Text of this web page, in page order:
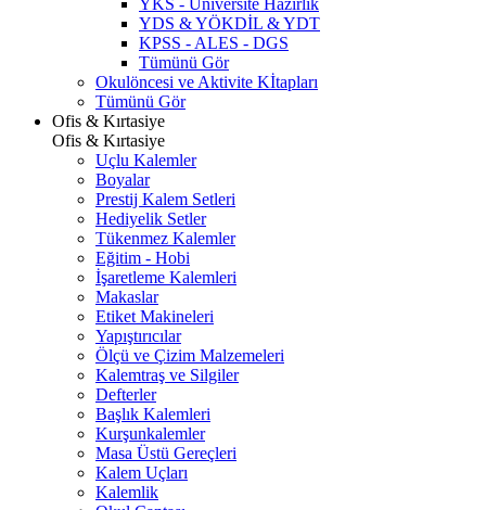
YKS - Üniversite Hazırlık
YDS & YÖKDİL & YDT
KPSS - ALES - DGS
Tümünü Gör
Okulöncesi ve Aktivite Kİtapları
Tümünü Gör
Ofis & Kırtasiye
Ofis & Kırtasiye
Uçlu Kalemler
Boyalar
Prestij Kalem Setleri
Hediyelik Setler
Tükenmez Kalemler
Eğitim - Hobi
İşaretleme Kalemleri
Makaslar
Etiket Makineleri
Yapıştırıcılar
Ölçü ve Çizim Malzemeleri
Kalemtraş ve Silgiler
Defterler
Başlık Kalemleri
Kurşunkalemler
Masa Üstü Gereçleri
Kalem Uçları
Kalemlik